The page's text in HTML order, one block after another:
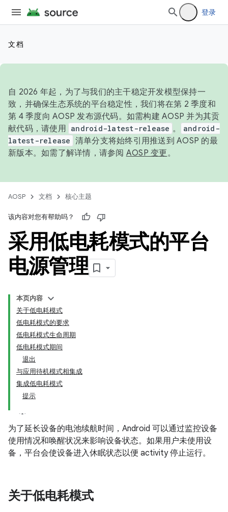
登录
文档
自 2026 年起，为了与我们的主干稳定开发模型保持一
致，并确保生态系统的平台稳定性，我们将在第 2 季度和
第 4 季度向 AOSP 发布源代码。如需构建 AOSP 并为其贡
献代码，请使用 android-latest-release 。
android-
latest-release 清单分支将始终引用推送到 AOSP 的最
新版本。如需了解详情，请参阅 AOSP 变更。
AOSP 文档 核心主题
该内容对您有帮助吗？
采用低电耗模式的平台
电源管理
本页内容
关于低电耗模式
低电耗模式的要求
低电耗模式生命周期
低电耗模式期间
退出
与应用待机模式相集成
集成低电耗模式
提示
为了延长设备的电池续航时间，Android 可以通过监控设备
使用情况和唤醒状况来影响设备状态。如果用户未使用设
备，平台会使设备进入休眠状态以便 activity 停止运行。
关于低电耗模式